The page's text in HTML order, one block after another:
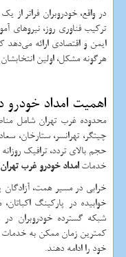
در واقع، خودروبران فراتر
ترکیب فناوری روز، نیروهای
ایمن و اقتصادی ارائه
هرگونه مشکل، اولین
اهمیت امداد
محدوده غرب تهران شامل
چیتگر، تهرانسر، ستارخان،
حجم بالای تردد، ترافیک
خدماتامداد خودرو غرب تهران
خرابی در مسیر همت، آزادگان
خوابیده در پارکینگ
شبکه گسترده خودروبران
کمترین زمان ممکن به خدمات
خود را ادامه دهند.